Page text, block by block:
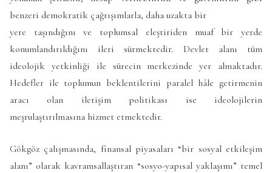
benzeri demokratik çağrışımlarla, daha uzakta bir
yere taşındığını ve toplumsal eleştiriden muaf bir yerde
konumlandırıldığını ileri sürmektedir. Devlet alanı tüm
ideolojik yetkinliği ile sürecin merkezinde yer almaktadır.
Hedefler ile toplumun beklentilerini paralel hâle getirmenin
aracı olan iletişim politikası ise ideolojilerin
meşrulaştırılmasına hizmet etmektedir.
Gökgöz çalışmasında, finansal piyasaları “bir sosyal etkileşim
alanı” olarak kavramsallaştıran “sosyo-yapısal yaklaşımı” temel